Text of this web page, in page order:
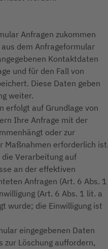
Anfragen zukommen
dem Anfrageformular
Kontaktdaten
und für den Fall von
Diese Daten geben
weiter.
erfolgt auf Grundlage von
Ihre Anfrage mit der
oder zur
Maßnahmen erforderlich
Verarbeitung auf
an der effektiven
Anfragen (Art. 6 Abs. 1
(Art. 6 Abs. 1 lit. a
wurde; die Einwilligung ist
eingegebenen Daten
zur Löschung auffordern,